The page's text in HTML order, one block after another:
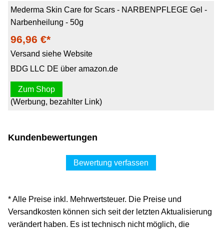
Mederma Skin Care for Scars - NARBENPFLEGE Gel -
Narbenheilung - 50g
96,96 €*
Versand siehe Website
BDG LLC DE über amazon.de
Zum Shop
(Werbung, bezahlter Link)
Kundenbewertungen
Bewertung verfassen
* Alle Preise inkl. Mehrwertsteuer. Die Preise und
Versandkosten können sich seit der letzten Aktualisierung
verändert haben. Es ist technisch nicht möglich, die